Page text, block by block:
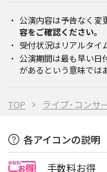
TOP ライブ･コンサ
公演内容は予告なく変
容をご確認ください。
受付状況はリアルタイ
公演期間は最も早い日
があるという意味では
各アイコンの説明
手数料お得